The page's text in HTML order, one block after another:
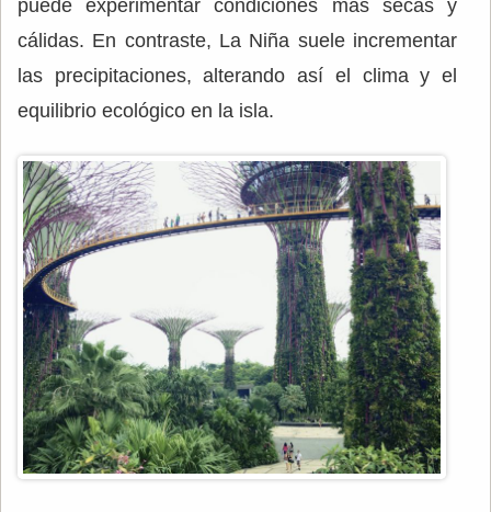
puede experimentar condiciones más secas y
cálidas. En contraste, La Niña suele incrementar
las precipitaciones, alterando así el clima y el
equilibrio ecológico en la isla.